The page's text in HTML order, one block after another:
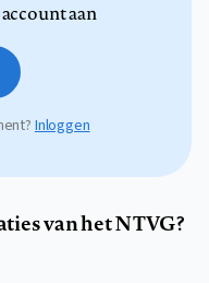
aan
Inloggen
van het NTVG?